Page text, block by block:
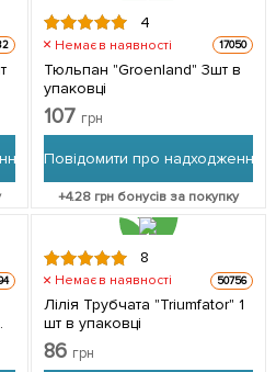
4
Немає в наявності 17050
Тюльпан "Groenland" 3шт в
упаковці
107 грн
Повідомити про надходження
+4.28 грн бонусів за покупку
8
Немає в наявності 50756
Лілія Трубчата "Triumfator" 1
шт в упаковці
86 грн